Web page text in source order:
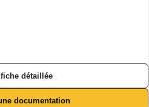
détaillée
documentation